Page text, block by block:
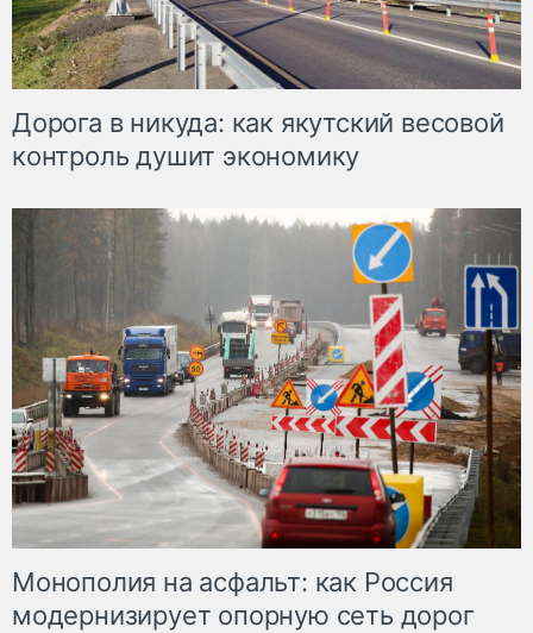
Дорога в никуда: как якутский весовой
контроль душит экономику
Монополия на асфальт: как Россия
модернизирует опорную сеть дорог